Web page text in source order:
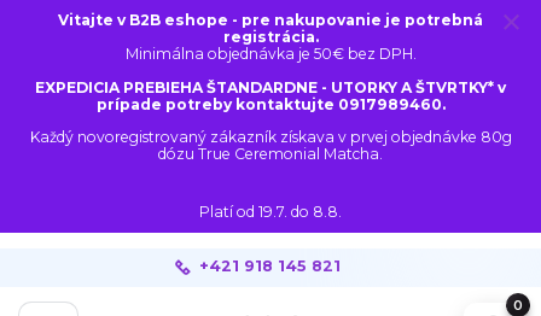
Vitajte v B2B eshope - pre nakupovanie je potrebná
registrácia.
Minimálna objednávka je 50€ bez DPH.
EXPEDICIA PREBIEHA ŠTANDARDNE - UTORKY A ŠTVRTKY* v
prípade potreby kontaktujte 0917989460.
Každý novoregistrovaný zákazník získava v prvej objednávke 80g
dózu True Ceremonial Matcha.
Platí od 19.7. do 8.8.
+421 918 145 821
0